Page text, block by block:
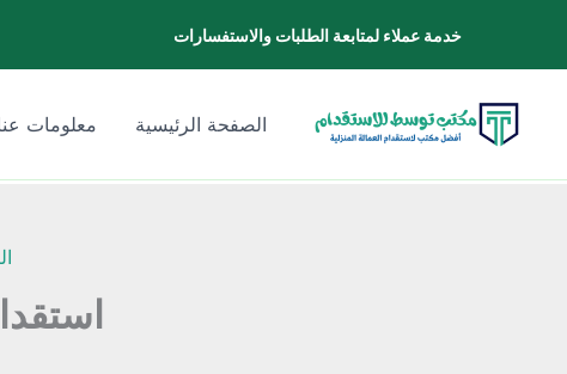
خدمة عملاء لمتابعة الطلبات والاستفسارات
المحتوى
الصفحة الرئيسية
معلومات